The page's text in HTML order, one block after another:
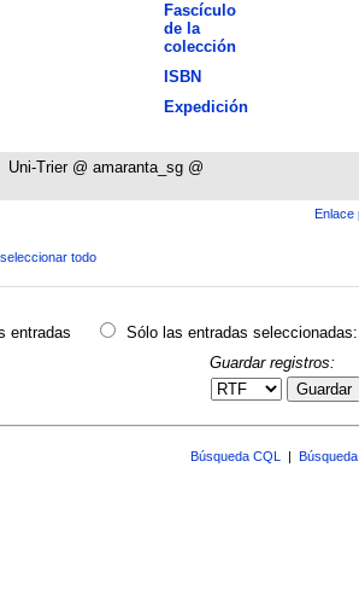
Fascículo
de la
colección
ISBN
Expedición
Uni-Trier @ amaranta_sg @
Enlace
todo
entradas
Sólo las entradas seleccionadas:
Guardar registros:
Guardar
Búsqueda CQL